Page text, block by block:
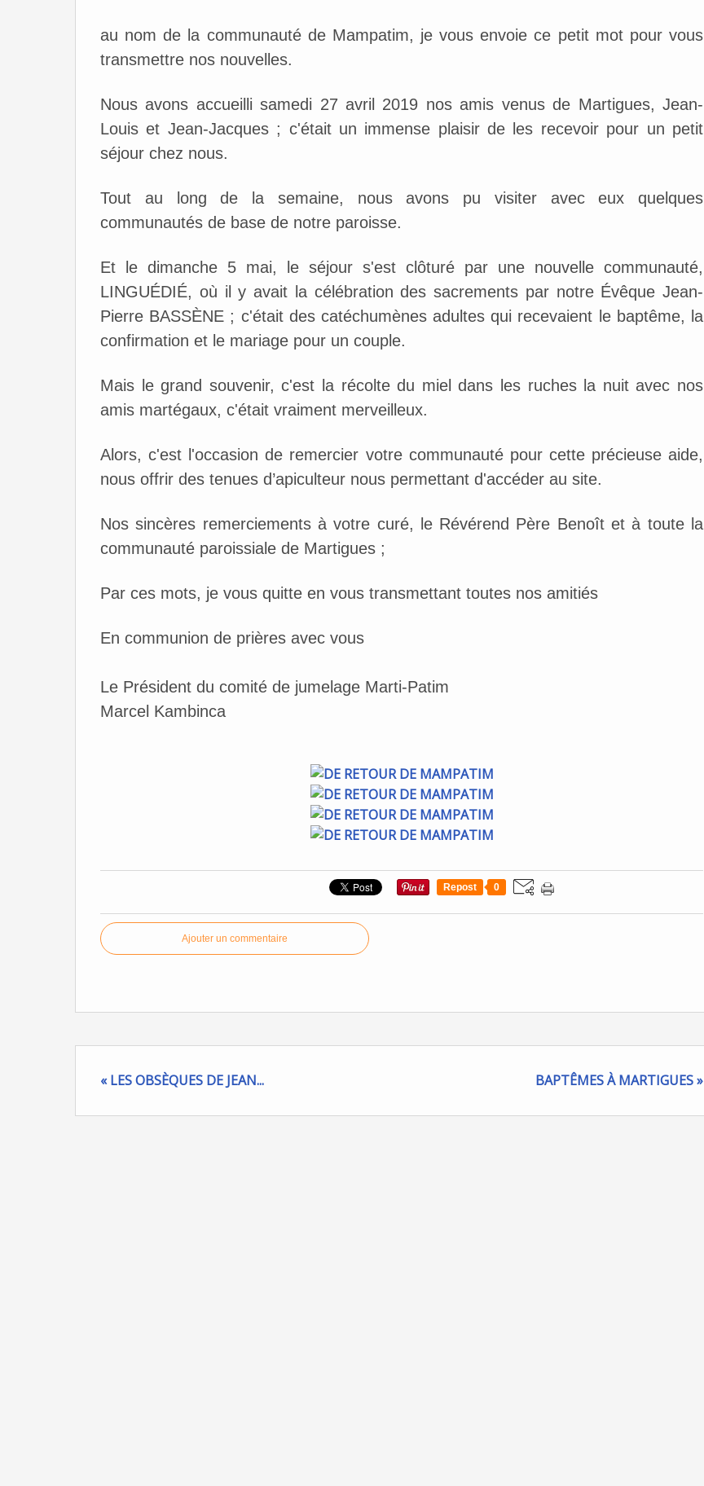
au nom de la communauté de Mampatim, je vous envoie ce petit mot pour vous
transmettre nos nouvelles.
Nous avons accueilli samedi 27 avril 2019 nos amis venus de Martigues, Jean-
Louis et Jean-Jacques ; c'était un immense plaisir de les recevoir pour un petit
séjour chez nous.
Tout au long de la semaine, nous avons pu visiter avec eux quelques
communautés de base de notre paroisse.
Et le dimanche 5 mai, le séjour s'est clôturé par une nouvelle communauté,
LINGUÉDIÉ, où il y avait la célébration des sacrements par notre Évêque Jean-
Pierre BASSÈNE ; c'était des catéchumènes adultes qui recevaient le baptême, la
confirmation et le mariage pour un couple.
Mais le grand souvenir, c'est la récolte du miel dans les ruches la nuit avec nos
amis martégaux, c'était vraiment merveilleux.
Alors, c'est l'occasion de remercier votre communauté pour cette précieuse aide,
nous offrir des tenues d’apiculteur nous permettant d'accéder au site.
Nos sincères remerciements à votre curé, le Révérend Père Benoît et à toute la
communauté paroissiale de Martigues ;
Par ces mots, je vous quitte en vous transmettant toutes nos amitiés
En communion de prières avec vous
Le Président du comité de jumelage Marti-Patim
Marcel Kambinca
Repost 0
Ajouter un commentaire
« LES OBSÈQUES DE JEAN... BAPTÊMES À MARTIGUES »